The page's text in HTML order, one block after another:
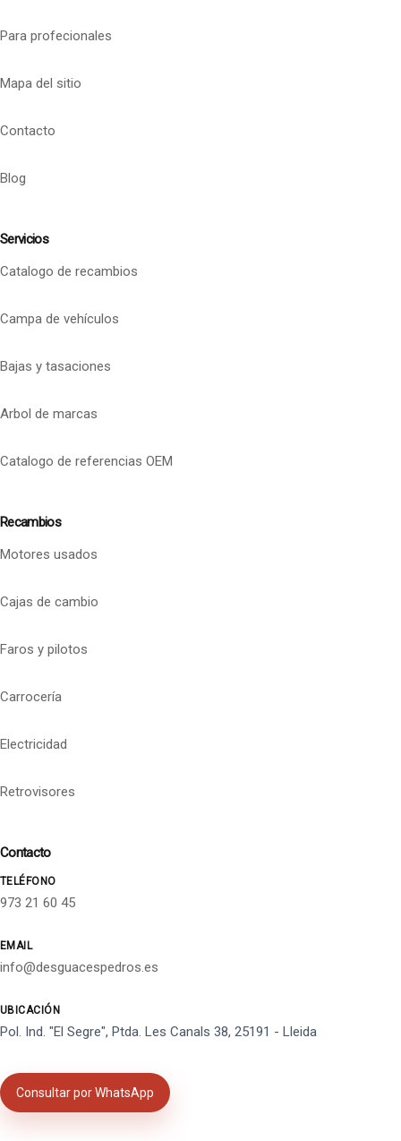
Para profecionales
Mapa del sitio
Contacto
Blog
Servicios
Catalogo de recambios
Campa de vehículos
Bajas y tasaciones
Arbol de marcas
Catalogo de referencias OEM
Recambios
Motores usados
Cajas de cambio
Faros y pilotos
Carrocería
Electricidad
Retrovisores
Contacto
TELÉFONO
973 21 60 45
EMAIL
info@desguacespedros.es
UBICACIÓN
Pol. Ind. "El Segre", Ptda. Les Canals 38, 25191 - Lleida
Consultar por WhatsApp